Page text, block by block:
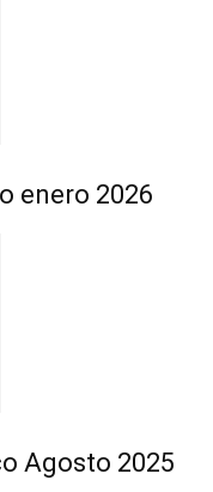
enero 2026
Agosto 2025